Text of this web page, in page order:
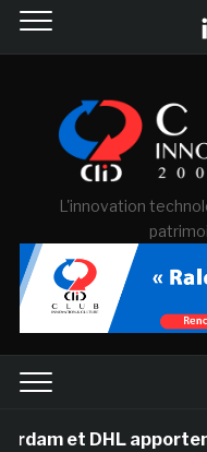
L'innovation
DHL apportent l’art